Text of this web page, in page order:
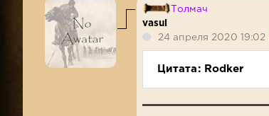
Толмач
vasul
24 апреля 2020 19:02
Цитата: Rodker